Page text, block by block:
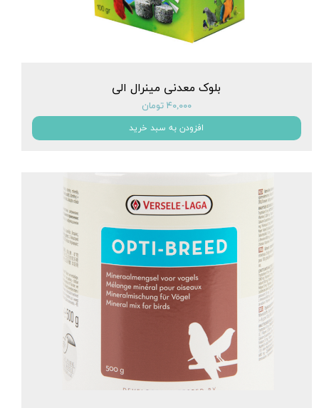
بلوک معدنی مینرال الی
۴۰,۰۰۰ تومان
افزودن به سبد خرید